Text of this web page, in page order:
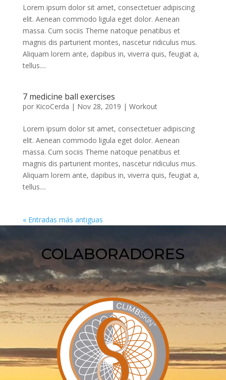
Lorem ipsum dolor sit amet, consectetuer adipiscing
elit. Aenean commodo ligula eget dolor. Aenean
massa. Cum sociis Theme natoque penatibus et
magnis dis parturient montes, nascetur ridiculus mus.
Aliquam lorem ante, dapibus in, viverra quis, feugiat a,
tellus....
7 medicine ball exercises
por KicoCerda | Nov 28, 2019 | Workout
Lorem ipsum dolor sit amet, consectetuer adipiscing
elit. Aenean commodo ligula eget dolor. Aenean
massa. Cum sociis Theme natoque penatibus et
magnis dis parturient montes, nascetur ridiculus mus.
Aliquam lorem ante, dapibus in, viverra quis, feugiat a,
tellus....
« Entradas más antiguas
COLABORADORES